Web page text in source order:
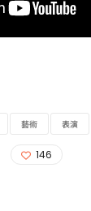
藝術 表演
146